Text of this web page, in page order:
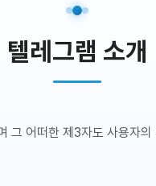
텔레그램 소개
그 어떠한 제3자도 사용자의